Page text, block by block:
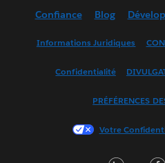
English
Français
한국
Confiance Blog
Informations Juridiques
Confidentialité
PRÉFÉRENCES
Votre